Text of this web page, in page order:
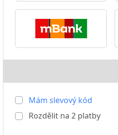
Mám slevový kód
Rozdělit na 2 platby